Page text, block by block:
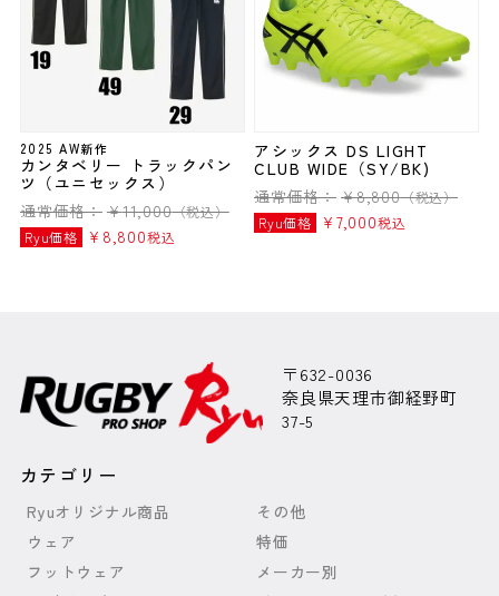
2025 AW新作
カンタベリー トラックパン
ツ（ユニセックス）
通常価格： ¥11,000（税込）
Ryu価格
¥ 8,800税込
アシックス DS LIGHT
CLUB WIDE（SY/BK)
通常価格： ¥8,800（税込）
Ryu価格
¥ 7,000税込
〒632-0036
奈良県天理市御経野町
37-5
カテゴリー
Ryuオリジナル商品
ウェア
フットウェア
その他
特価
メーカー別